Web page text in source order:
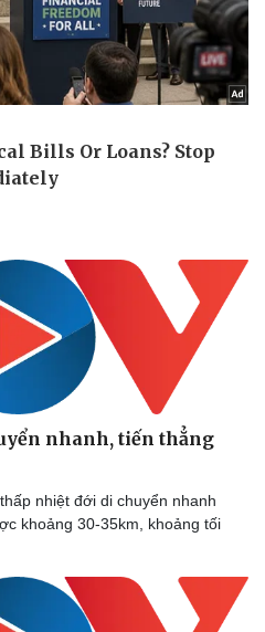
Tin Công nghệ
Trải nghiệm
Chuyển đổi số
nhanh, tiến thẳng
nhiệt đới di chuyển nhanh
khoảng 30-35km, khoảng tối